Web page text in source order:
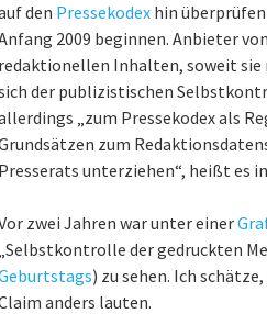
den Pressekodexhin
2009 beginnen. Anbieter
redaktionellen Inhalten, soweit sie
der publizistischen
„zum Pressekodex als
zum
Presserats unterziehen“, heißt es
zwei Jahren war unter einer
„Selbstkontrolle der gedruckten
) zu sehen. Ich
anders lauten.